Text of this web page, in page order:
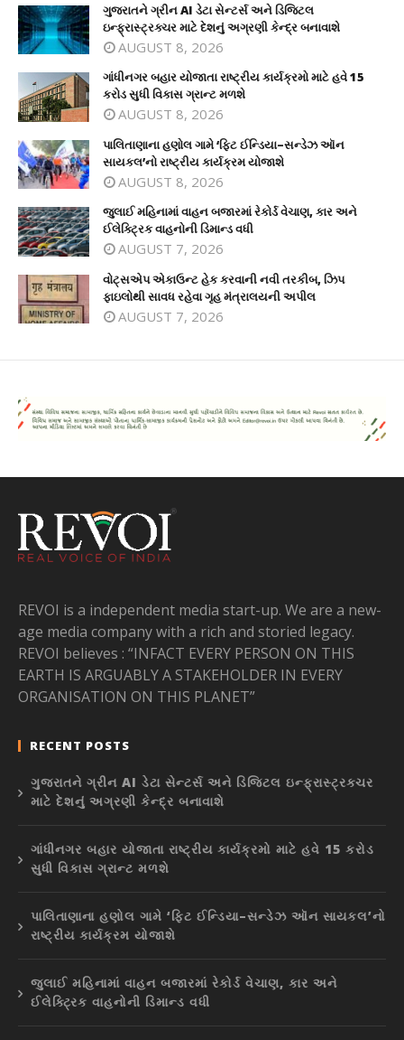
ગુજરાતને ગ્રીન AI ડેટા સેન્ટર્સ અને ડિજિટલ
ઇન્ફ્રાસ્ટ્રક્ચર માટે દેશનું અગ્રણી કેન્દ્ર બનાવાશે
AUGUST 8, 2026
ગાંધીનગર બહાર યોજાતા રાષ્ટ્રીય કાર્યક્રમો માટે હવે 15
કરોડ સુધી વિકાસ ગ્રાન્ટ મળશે
AUGUST 8, 2026
પાલિતાણાના હણોલ ગામે ‘ફિટ ઈન્ડિયા–સન્ડેઝ ઑન
સાયકલ’નો રાષ્ટ્રીય કાર્યક્રમ યોજાશે
AUGUST 8, 2026
જુલાઈ મહિનામાં વાહન બજારમાં રેકોર્ડ વેચાણ, કાર અને
ઈલેક્ટ્રિક વાહનોની ડિમાન્ડ વધી
AUGUST 7, 2026
વોટ્સએપ એકાઉન્ટ હેક કરવાની નવી તરકીબ, ઝિપ
ફાઇલોથી સાવધ રહેવા ગૃહ મંત્રાલયની અપીલ
AUGUST 7, 2026
REVOI is a independent media start-up. We are a new-
age media company with a rich and storied legacy.
REVOI believes : “INFACT EVERY PERSON ON THIS
EARTH IS ARGUABLY A STAKEHOLDER IN EVERY
ORGANISATION ON THIS PLANET”
RECENT POSTS
ગુજરાતને ગ્રીન AI ડેટા સેન્ટર્સ અને ડિજિટલ ઇન્ફ્રાસ્ટ્રક્ચર
માટે દેશનું અગ્રણી કેન્દ્ર બનાવાશે
ગાંધીનગર બહાર યોજાતા રાષ્ટ્રીય કાર્યક્રમો માટે હવે 15 કરોડ
સુધી વિકાસ ગ્રાન્ટ મળશે
પાલિતાણાના હણોલ ગામે ‘ફિટ ઈન્ડિયા–સન્ડેઝ ઑન સાયકલ’નો
રાષ્ટ્રીય કાર્યક્રમ યોજાશે
જુલાઈ મહિનામાં વાહન બજારમાં રેકોર્ડ વેચાણ, કાર અને
ઈલેક્ટ્રિક વાહનોની ડિમાન્ડ વધી